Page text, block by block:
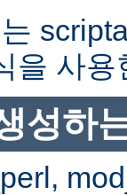
을 사용
성하